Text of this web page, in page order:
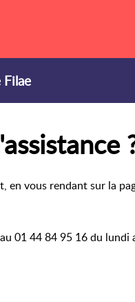
en vous rendant sur la
au 01 44 84 95 16du lundi